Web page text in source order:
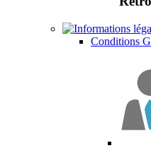
Conditions